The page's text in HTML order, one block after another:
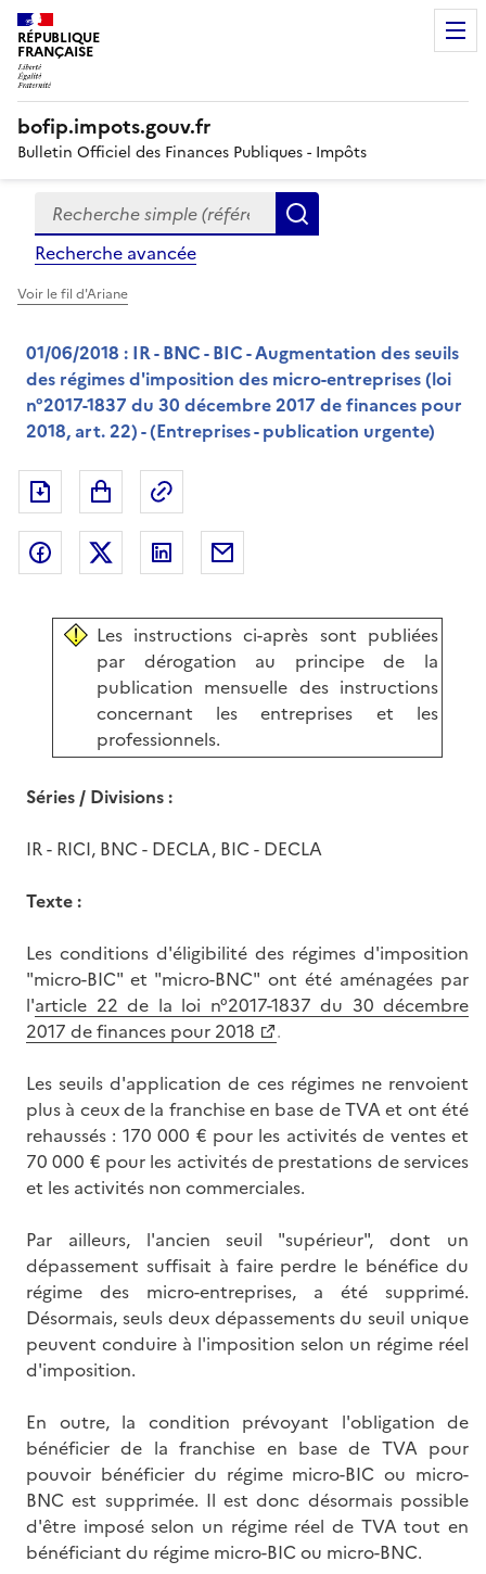
RÉPUBLIQUE
FRANÇAISE
bofip.impots.gouv.fr
Bulletin Officiel des Finances Publiques - Impôts
Formulaire
de
recherche
Recherche simple (références, mots clés, partie du
Recherche avancée
Voir le fil d'Ariane
01/06/2018 : IR - BNC - BIC - Augmentation des seuils
des régimes d'imposition des micro-entreprises (loi
n°2017-1837 du 30 décembre 2017 de finances pour
2018, art. 22) - (Entreprises - publication urgente)
Exporter le document au format pdf
Partager sur Facebook
Partager sur Twitter
Partager sur LinkedIn
Les instructions ci-après sont publiées
par dérogation au principe de la
publication mensuelle des instructions
concernant les entreprises et les
professionnels.
Séries / Divisions :
IR - RICI, BNC - DECLA, BIC - DECLA
Texte :
Les conditions d'éligibilité des régimes d'imposition
"micro-BIC" et "micro-BNC" ont été aménagées par
l'article 22 de la loi n°2017-1837 du 30 décembre
2017 de finances pour 2018
.
Les seuils d'application de ces régimes ne renvoient
plus à ceux de la franchise en base de TVA et ont été
rehaussés : 170 000 € pour les activités de ventes et
70 000 € pour les activités de prestations de services
et les activités non commerciales.
Par ailleurs, l'ancien seuil "supérieur", dont un
dépassement suffisait à faire perdre le bénéfice du
régime des micro-entreprises, a été supprimé.
Désormais, seuls deux dépassements du seuil unique
peuvent conduire à l'imposition selon un régime réel
d'imposition.
En outre, la condition prévoyant l'obligation de
bénéficier de la franchise en base de TVA pour
pouvoir bénéficier du régime micro-BIC ou micro-
BNC est supprimée. Il est donc désormais possible
d'être imposé selon un régime réel de TVA tout en
bénéficiant du régime micro-BIC ou micro-BNC.